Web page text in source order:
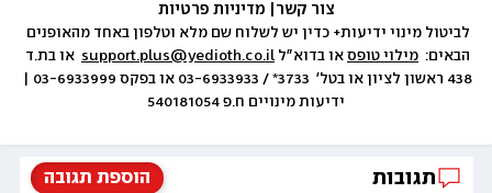
צור קשר
הבאים: מילוי טופס או בדוא״ל support.plus@yedioth.co.il
ידיעות מינויים ח.פ 540181054
הוספת תגובה תגובות